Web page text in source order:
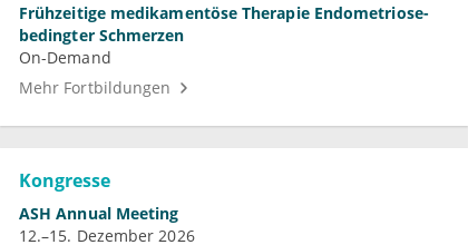
Frühzeitige medikamentöse Therapie Endometriose-
bedingter Schmerzen
On-Demand
Mehr Fortbildungen
Kongresse
ASH Annual Meeting
12.–15. Dezember 2026